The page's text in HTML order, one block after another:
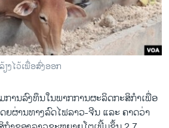
ງໄວ້ເພື່ອສົ່ງອອກ
ການລົງທຶນໃນພາກການຜະລິດກະສິກໍາເພື່ອ
ຍຜ່ານທາງລົດໄຟລາວ-ຈີນ ແລະ ຄາດວ່າ